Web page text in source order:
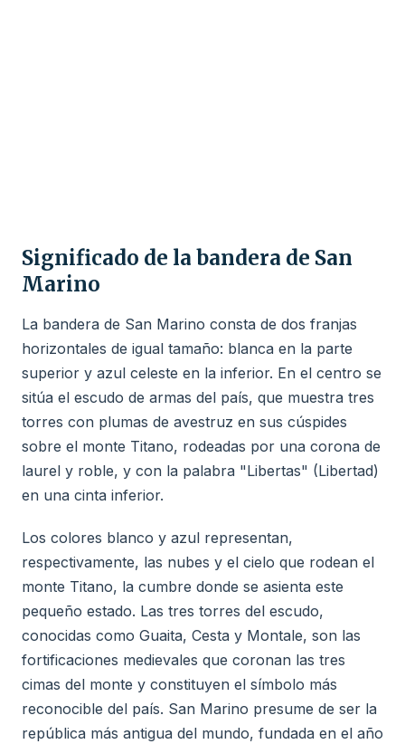
Significado de la bandera de San
Marino
La bandera de San Marino consta de dos franjas
horizontales de igual tamaño: blanca en la parte
superior y azul celeste en la inferior. En el centro se
sitúa el escudo de armas del país, que muestra tres
torres con plumas de avestruz en sus cúspides
sobre el monte Titano, rodeadas por una corona de
laurel y roble, y con la palabra "Libertas" (Libertad)
en una cinta inferior.
Los colores blanco y azul representan,
respectivamente, las nubes y el cielo que rodean el
monte Titano, la cumbre donde se asienta este
pequeño estado. Las tres torres del escudo,
conocidas como Guaita, Cesta y Montale, son las
fortificaciones medievales que coronan las tres
cimas del monte y constituyen el símbolo más
reconocible del país. San Marino presume de ser la
república más antigua del mundo, fundada en el año